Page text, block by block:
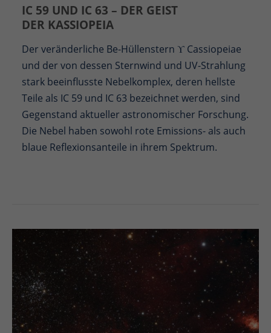
IC 59 UND IC 63 – DER GEIST
DER KASSIOPEIA
Der veränderliche Be-Hüllenstern ϒ Cassiopeiae
und der von dessen Sternwind und UV-Strahlung
stark beeinflusste Nebelkomplex, deren hellste
Teile als IC 59 und IC 63 bezeichnet werden, sind
Gegenstand aktueller astronomischer Forschung.
Die Nebel haben sowohl rote Emissions- als auch
blaue Reflexionsanteile in ihrem Spektrum.